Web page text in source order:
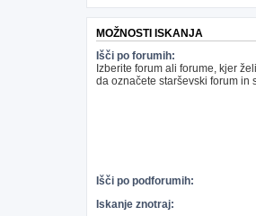
MOŽNOSTI ISKANJA
Išči po forumih:
Izberite forum ali forume, kjer
da označete starševski forum
Išči po podforumih:
Iskanje znotraj: